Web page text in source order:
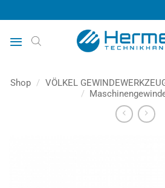
Inhalt
springen
Shop / VÖLKEL
/